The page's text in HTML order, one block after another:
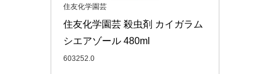
住友化学園芸
住友化学園芸 殺虫剤 カイガラム
シエアゾール 480ml
603252.0